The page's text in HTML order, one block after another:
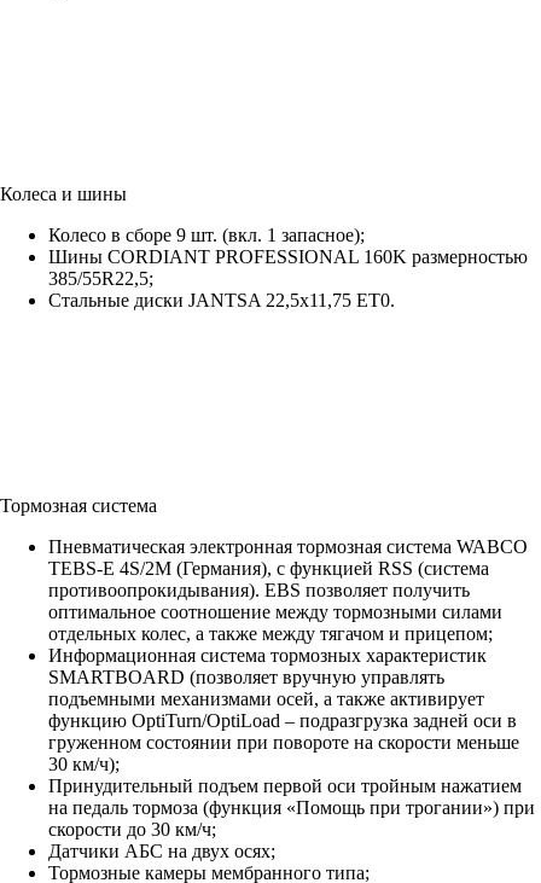
Колеса и шины
Колесо в сборе 9 шт. (вкл. 1 запасное);
Шины CORDIANT PROFESSIONAL 160K размерностью
385/55R22,5;
Стальные диски JANTSA 22,5х11,75 ET0.
Тормозная система
Пневматическая электронная тормозная система WABCO
TEBS-E 4S/2M (Германия), с функцией RSS (система
противоопрокидывания). EBS позволяет получить
оптимальное соотношение между тормозными силами
отдельных колес, а также между тягачом и прицепом;
Информационная система тормозных характеристик
SMARTBOARD (позволяет вручную управлять
подъемными механизмами осей, а также активирует
функцию OptiTurn/OptiLoad – подразгрузка задней оси в
груженном состоянии при повороте на скорости меньше
30 км/ч);
Принудительный подъем первой оси тройным нажатием
на педаль тормоза (функция «Помощь при трогании») при
скорости до 30 км/ч;
Датчики АБС на двух осях;
Тормозные камеры мембранного типа;